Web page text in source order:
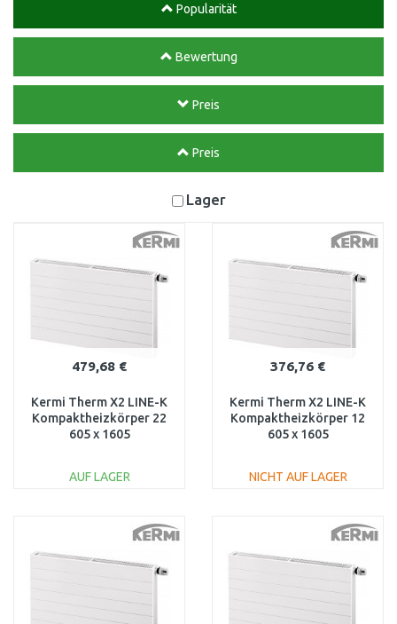
Popularität
Bewertung
Preis
Preis
Lager
479,68 €
Kermi Therm X2 LINE-K
Kompaktheizkörper 22
605 x 1605
AUF LAGER
376,76 €
Kermi Therm X2 LINE-K
Kompaktheizkörper 12
605 x 1605
NICHT AUF LAGER